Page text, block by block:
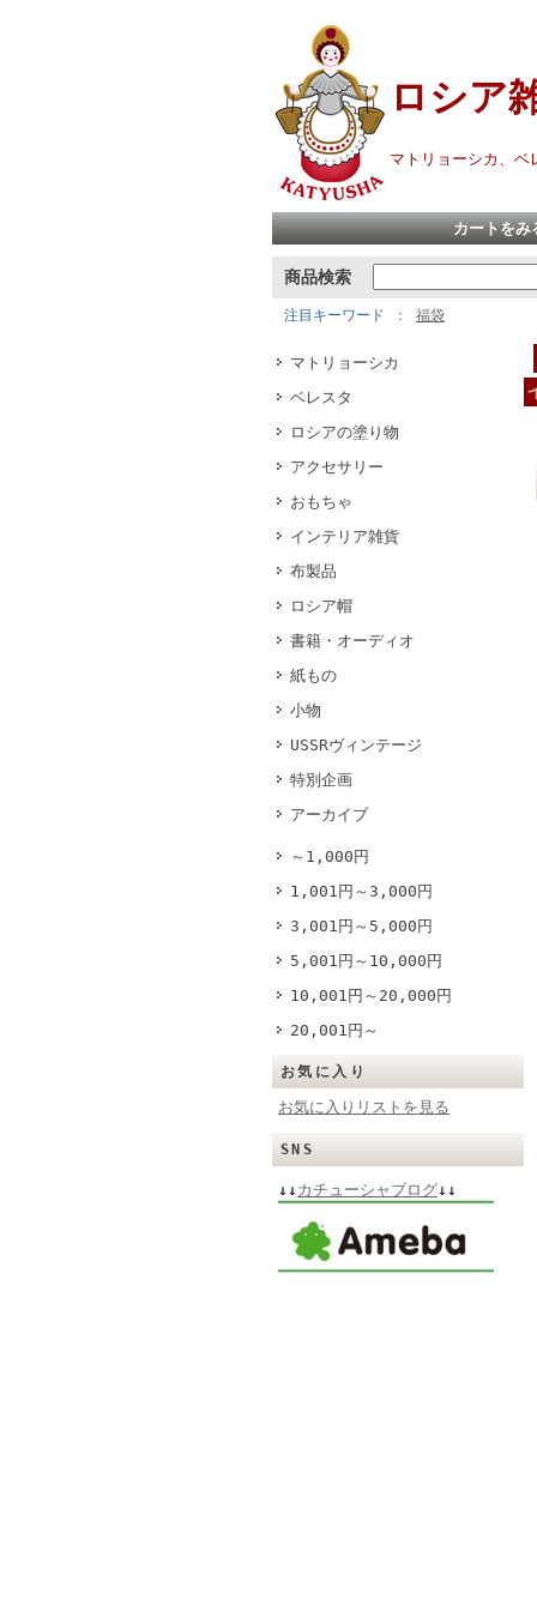
ロシア
マトリョーシカ、ベ
カートをみ
商品検索
注目キーワード 福袋
マトリョーシカ
ベレスタ
ロシアの塗り物
アクセサリー
おもちゃ
インテリア雑貨
布製品
ロシア帽
書籍・オーディオ
紙もの
小物
USSRヴィンテージ
特別企画
アーカイブ
～1,000円
1,001円～3,000円
3,001円～5,000円
5,001円～10,000円
10,001円～20,000円
20,001円～
お気に入り
お気に入りリストを見る
SNS
↓↓ カチューシャブログ↓↓